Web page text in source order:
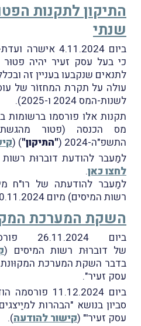
התיקון לתקנות
שנתי
ביום 4.11.2024
כי בעל עסק זעיר יהיה
לתנאים שנקבעו בעניין זה
לשנות-המס 2024 ו-2025).
מס הכנסה (פטור מהגשת
התשפ"ה-2024 (
"התיקון") (
למַעבר להודעת דוברוּת רשות
לחצו כאן.
למַעבר להודעתה של רו"ח
רשות המיסים) מיום 10.11.2024,
השקת המערכת
ביום
של דוברוּת רשות המיסים (
בדבר השקת המערכת
עסק זעיר".
ביום
סביון בנושא "הבהרות
עסק זעיר'" (קישור להודעה).